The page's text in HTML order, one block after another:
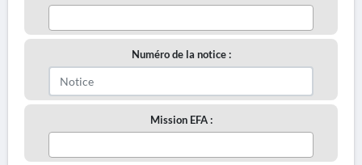
Numéro de la notice :
Mission EFA :